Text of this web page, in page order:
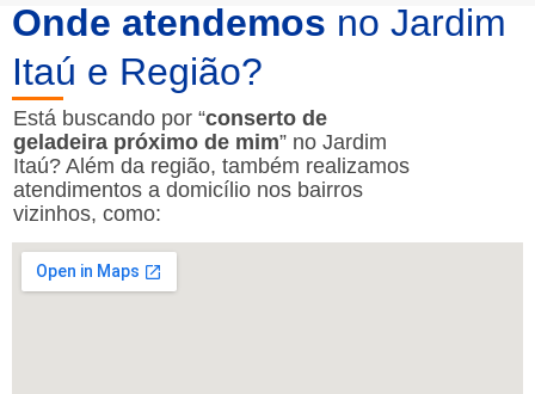
Onde atendemos no Jardim
Itaú e Região?
Está buscando por “conserto de
geladeira próximo de mim” no Jardim
Itaú? Além da região, também realizamos
atendimentos a domicílio nos bairros
vizinhos, como: